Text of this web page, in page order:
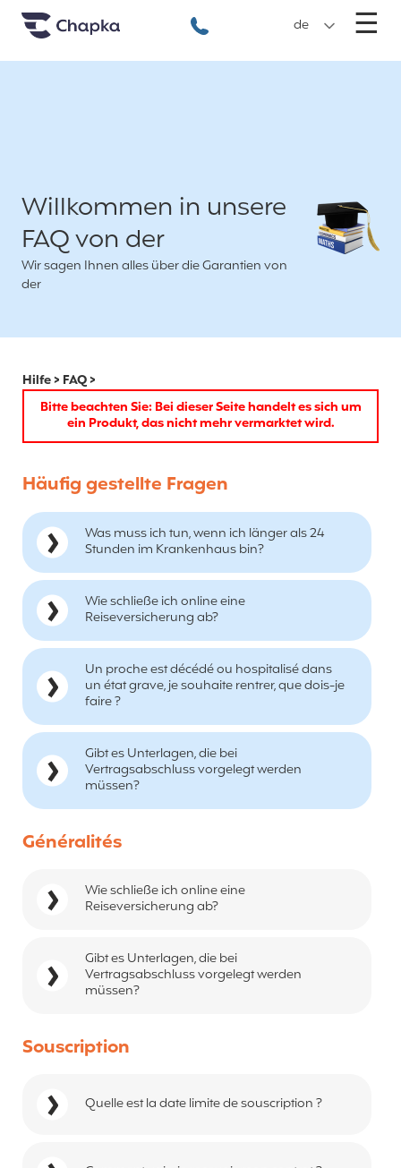
Chapka travel Insurance
+49 89 3803 5256
de ☰
Willkommen in unsere
FAQ von der
Wir sagen Ihnen alles über die Garantien von
der
Hilfe> FAQ>
Bitte beachten Sie: Bei dieser Seite handelt es sich um
ein Produkt, das nicht mehr vermarktet wird.
Häufig gestellte Fragen
Was muss ich tun, wenn ich länger als 24
Stunden im Krankenhaus bin?
Wie schließe ich online eine
Reiseversicherung ab?
Un proche est décédé ou hospitalisé dans
un état grave, je souhaite rentrer, que dois-je
faire ?
Gibt es Unterlagen, die bei
Vertragsabschluss vorgelegt werden
müssen?
Généralités
Wie schließe ich online eine
Reiseversicherung ab?
Gibt es Unterlagen, die bei
Vertragsabschluss vorgelegt werden
müssen?
Souscription
Quelle est la date limite de souscription ?